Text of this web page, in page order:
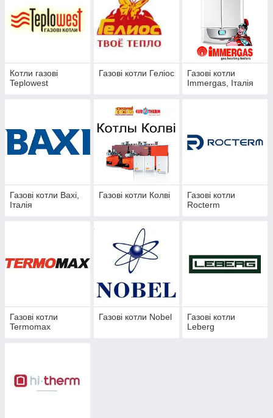
Котли газові
Teplowest
Газові котли Геліос
Газові котли
Immergas, Італія
Газові котли Baxi,
Італія
Газові котли Колві
Газові котли
Rocterm
Газові котли
Termomax
Газові котли Nobel
Газові котли
Leberg